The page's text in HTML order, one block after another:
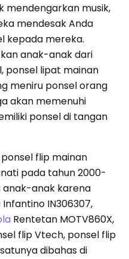
mendengarkan musik,
mendesak Anda
kepada mereka.
anak-anak dari
ponsel lipat mainan
meniru ponsel orang
akan memenuhi
ponsel di tangan
flip mainan
pada tahun 2000-
anak-anak karena
‎IN306307,
Rentetan MOTV860X,
flip Vtech, ponsel flip
dibahas di